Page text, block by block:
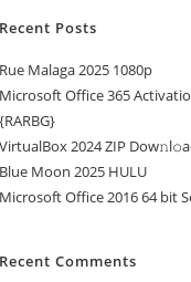
Recent Posts
Rue Malaga 2025 1080p
Microsoft Office 365
{RARBG}
VirtualBox 2024 ZIP
Blue Moon 2025 HULU
Microsoft Office 2016 64 bit
Recent Comments